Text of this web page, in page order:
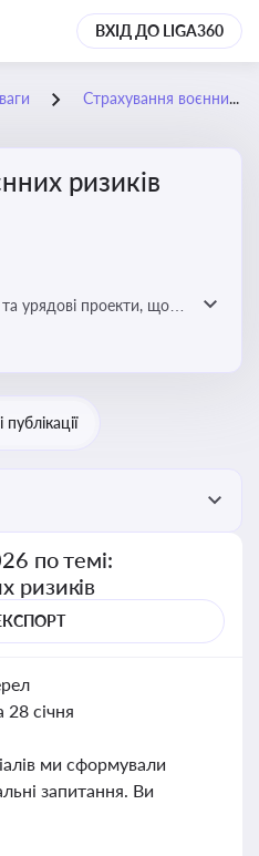
ВХІД ДО LIGA360
Страхування воєнних ризиків
ризиків
урядові проекти, що
ризики для власників
публікації
по темі:
ризиків
28 січня
ми сформували
запитання. Ви